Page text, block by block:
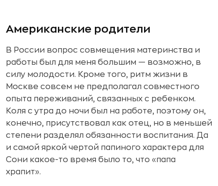
Американские родители
В России вопрос совмещения материнства и
работы был для меня большим — возможно, в
силу молодости. Кроме того, ритм жизни в
Москве совсем не предполагал совместного
опыта переживаний, связанных с ребенком.
Коля с утра до ночи был на работе, поэтому он,
конечно, присутствовал как отец, но в меньшей
степени разделял обязанности воспитания. Да
и самой яркой чертой папиного характера для
Сони какое-то время было то, что «папа
храпит».